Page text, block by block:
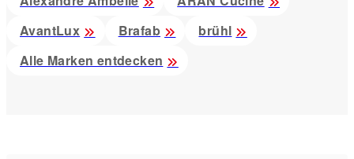
AvantLux
Brafab
brühl
Alle Marken entdecken